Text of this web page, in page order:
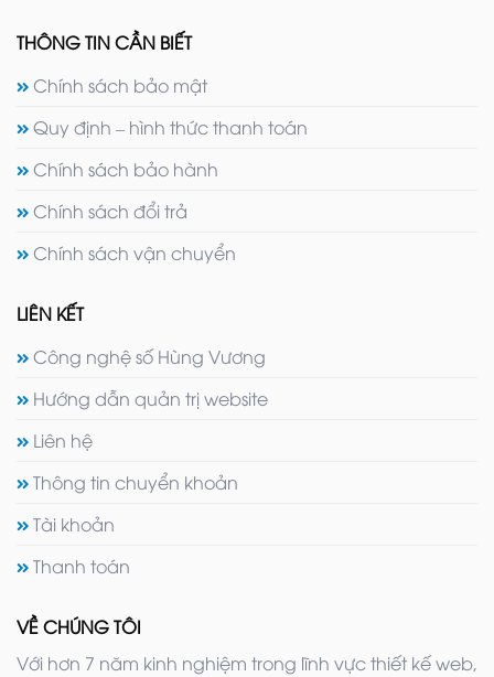
THÔNG TIN CẦN BIẾT
Chính sách bảo mật
Quy định – hình thức thanh toán
Chính sách bảo hành
Chính sách đổi trả
Chính sách vận chuyển
LIÊN KẾT
Công nghệ số Hùng Vương
Hướng dẫn quản trị website
Liên hệ
Thông tin chuyển khoản
Tài khoản
Thanh toán
VỀ CHÚNG TÔI
Với hơn 7 năm kinh nghiệm trong lĩnh vực thiết kế web,